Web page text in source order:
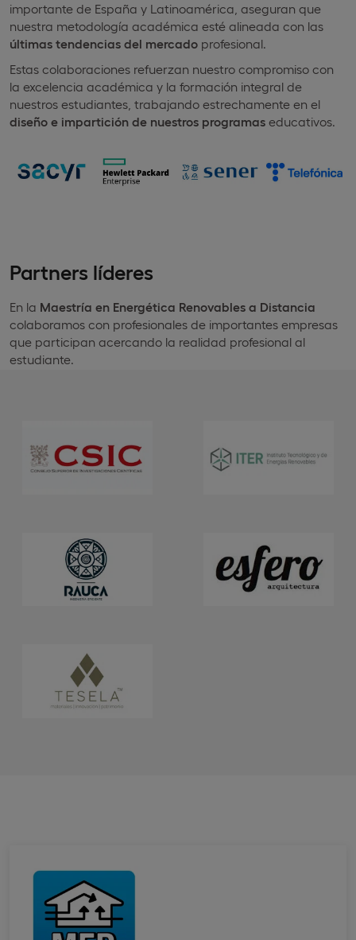
importante de España y Latinoamérica, aseguran que
nuestra metodología académica esté alineada con las
últimas tendencias del mercado profesional.
Estas colaboraciones refuerzan nuestro compromiso con
la excelencia académica y la formación integral de
nuestros estudiantes, trabajando estrechamente en el
diseño e impartición de nuestros programas educativos.
Partners líderes
En la Maestría en Energética Renovables a Distancia
colaboramos con profesionales de importantes empresas
que participan acercando la realidad profesional al
estudiante.